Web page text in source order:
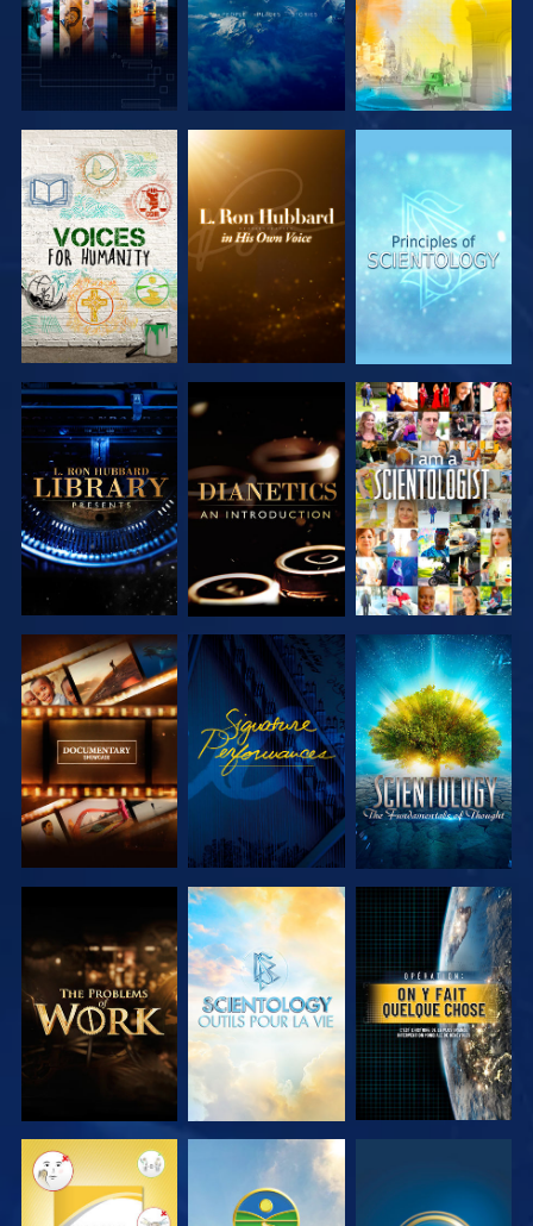
DÉCOUVRIR
LES SÉRIES
DÉCOUVRIR
LES SÉRIES
DÉCOUVRIR
LES SÉRIES
DÉCOUVRIR
LES SÉRIES
DÉCOUVRIR
LES SÉRIES
REGARDER
DÉCOUVRIR
LES SÉRIES
REGARDER
DÉCOUVRIR
LES SÉRIES
DÉCOUVRIR
LES SÉRIES
DÉCOUVRIR
LES SÉRIES
REGARDER
REGARDER REGARDER REGARDER